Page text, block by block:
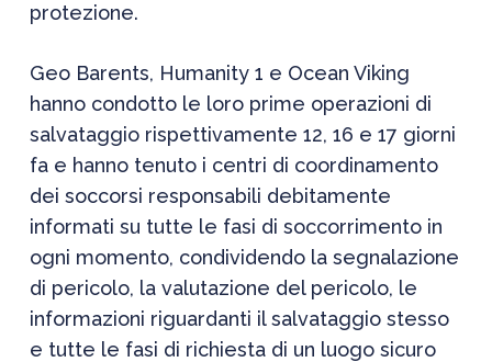
protezione.
Geo Barents, Humanity 1 e Ocean Viking
hanno condotto le loro prime operazioni di
salvataggio rispettivamente 12, 16 e 17 giorni
fa e hanno tenuto i centri di coordinamento
dei soccorsi responsabili debitamente
informati su tutte le fasi di soccorrimento in
ogni momento, condividendo la segnalazione
di pericolo, la valutazione del pericolo, le
informazioni riguardanti il salvataggio stesso
e tutte le fasi di richiesta di un luogo sicuro